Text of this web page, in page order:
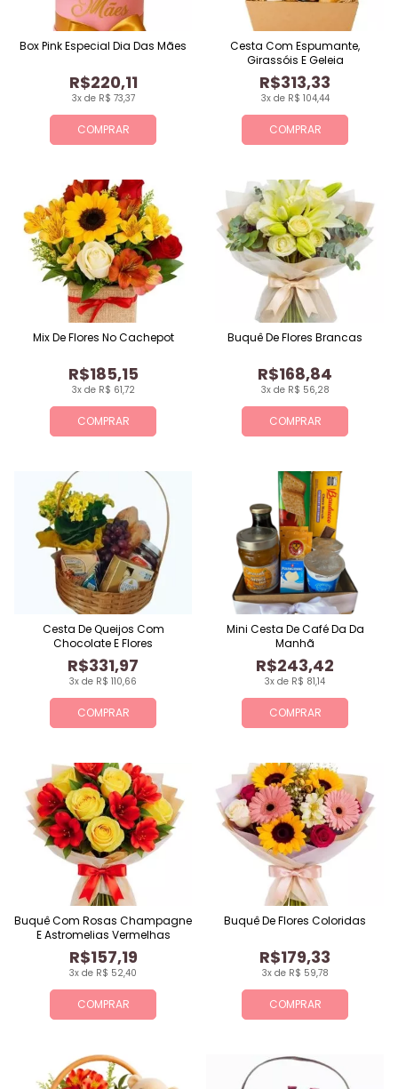
COMPRAR
3x de R$ 73,37
R$220,11
Box Pink Especial Dia Das Mães
COMPRAR
3x de R$ 104,44
R$313,33
Cesta Com Espumante,
Girassóis E Geleia
COMPRAR
3x de R$ 61,72
R$185,15
Mix De Flores No Cachepot
COMPRAR
3x de R$ 56,28
R$168,84
Buquê De Flores Brancas
COMPRAR
3x de R$ 110,66
R$331,97
Cesta De Queijos Com
Chocolate E Flores
COMPRAR
3x de R$ 81,14
R$243,42
Mini Cesta De Café Da Da
Manhã
COMPRAR
3x de R$ 52,40
R$157,19
Buquê Com Rosas Champagne
E Astromelias Vermelhas
COMPRAR
3x de R$ 59,78
R$179,33
Buquê De Flores Coloridas